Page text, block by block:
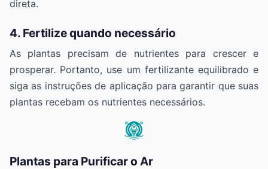
direta.
4. Fertilize quando necessário
As plantas precisam de nutrientes para crescer e
prosperar. Portanto, use um fertilizante equilibrado e
siga as instruções de aplicação para garantir que suas
plantas recebam os nutrientes necessários.
Plantas para Purificar o Ar